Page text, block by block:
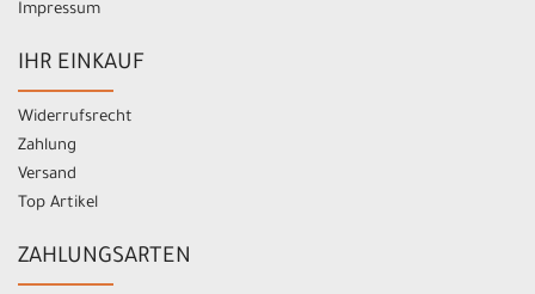
Impressum
IHR EINKAUF
Widerrufsrecht
Zahlung
Versand
Top Artikel
ZAHLUNGSARTEN